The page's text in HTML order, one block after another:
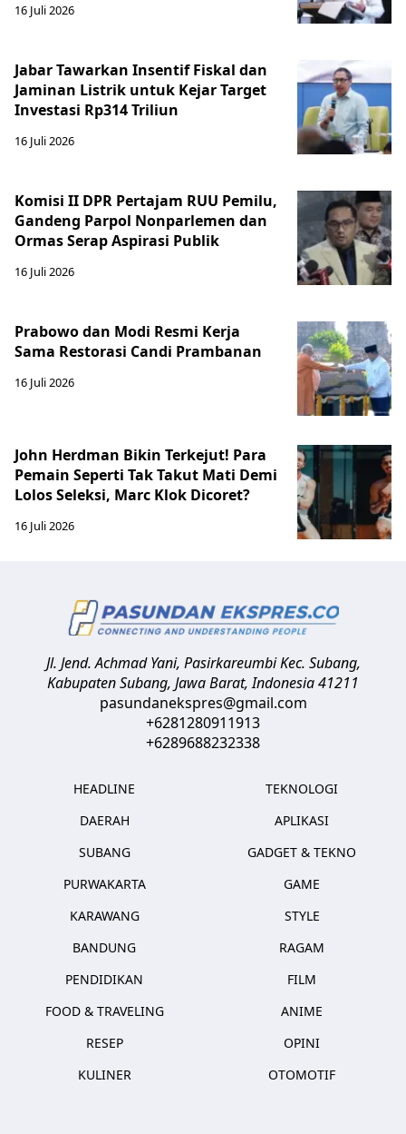
16 Juli 2026
Jabar Tawarkan Insentif Fiskal dan
Jaminan Listrik untuk Kejar Target
Investasi Rp314 Triliun
16 Juli 2026
Komisi II DPR Pertajam RUU Pemilu,
Gandeng Parpol Nonparlemen dan
Ormas Serap Aspirasi Publik
16 Juli 2026
Prabowo dan Modi Resmi Kerja
Sama Restorasi Candi Prambanan
16 Juli 2026
John Herdman Bikin Terkejut! Para
Pemain Seperti Tak Takut Mati Demi
Lolos Seleksi, Marc Klok Dicoret?
16 Juli 2026
Jl. Jend. Achmad Yani, Pasirkareumbi Kec. Subang,
Kabupaten Subang, Jawa Barat,Indonesia41211
pasundanekspres@gmail.com
+6281280911913
+6289688232338
HEADLINE
DAERAH
SUBANG
PURWAKARTA
KARAWANG
BANDUNG
PENDIDIKAN
FOOD & TRAVELING
RESEP
KULINER
TEKNOLOGI
APLIKASI
GADGET & TEKNO
GAME
STYLE
RAGAM
FILM
ANIME
OPINI
OTOMOTIF